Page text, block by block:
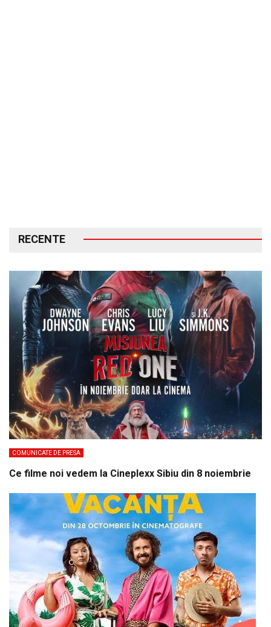
RECENTE
COMUNICATE DE PRESA
Ce filme noi vedem la Cineplexx Sibiu din 8 noiembrie